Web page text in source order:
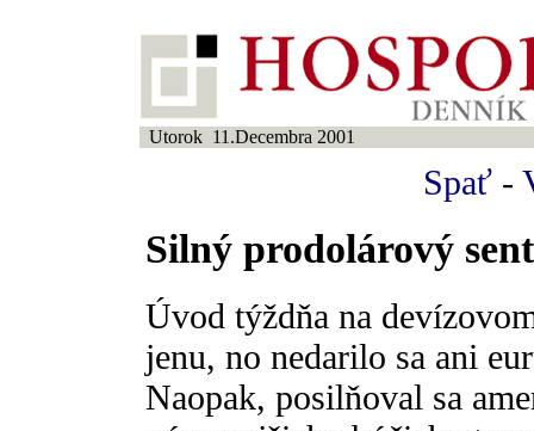
Utorok 11.Decembra 2001
Spať -
Silný prodolárový
Úvod týždňa na
jenu, no nedarilo sa ani
Naopak, posilňoval sa